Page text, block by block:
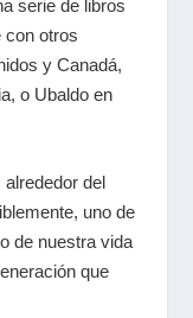
serie de libros
con otros
y Canadá,
o Ubaldo en
del
uno de
de nuestra vida
que